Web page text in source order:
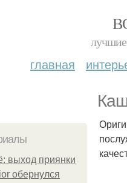
лучшие
главная
выход приянки
обернулся